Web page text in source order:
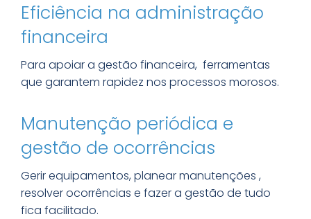
Eficiência na administração
financeira
Para apoiar a gestão financeira, ferramentas
que garantem rapidez nos processos morosos.
Manutenção periódica e
gestão de ocorrências
Gerir equipamentos, planear manutenções ,
resolver ocorrências e fazer a gestão de tudo
fica facilitado.